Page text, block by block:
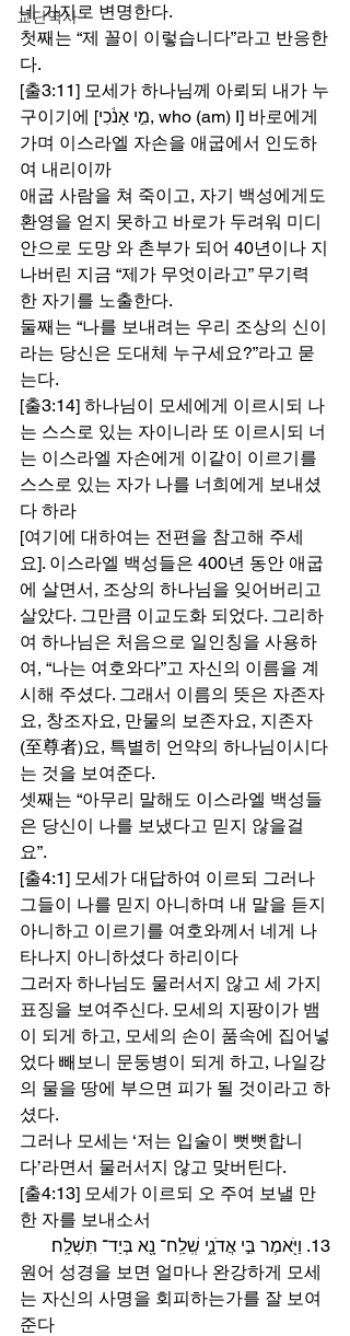
교단역사
네 가지로 변명한다.
첫째는 “제 꼴이 이렇습니다”라고 반응한
다.
[출3:11] 모세가 하나님께 아뢰되 내가 누
구이기에 [מִ֣י אָנֹ֔כִי, who (am) I] 바로에게
가며 이스라엘 자손을 애굽에서 인도하
여 내리이까
애굽 사람을 쳐 죽이고, 자기 백성에게도
환영을 얻지 못하고 바로가 두려워 미디
안으로 도망 와 촌부가 되어 40년이나 지
나버린 지금 “제가 무엇이라고” 무기력
한 자기를 노출한다.
둘째는 “나를 보내려는 우리 조상의 신이
라는 당신은 도대체 누구세요?”라고 묻
는다.
[출3:14] 하나님이 모세에게 이르시되 나
는 스스로 있는 자이니라 또 이르시되 너
는 이스라엘 자손에게 이같이 이르기를
스스로 있는 자가 나를 너희에게 보내셨
다 하라
[여기에 대하여는 전편을 참고해 주세
요]. 이스라엘 백성들은 400년 동안 애굽
에 살면서, 조상의 하나님을 잊어버리고
살았다. 그만큼 이교도화 되었다. 그리하
여 하나님은 처음으로 일인칭을 사용하
여, “나는 여호와다”고 자신의 이름을 계
시해 주셨다. 그래서 이름의 뜻은 자존자
요, 창조자요, 만물의 보존자요, 지존자
(至尊者)요, 특별히 언약의 하나님이시다
는 것을 보여준다.
셋째는 “아무리 말해도 이스라엘 백성들
은 당신이 나를 보냈다고 믿지 않을걸
요”.
[출4:1] 모세가 대답하여 이르되 그러나
그들이 나를 믿지 아니하며 내 말을 듣지
아니하고 이르기를 여호와께서 네게 나
타나지 아니하셨다 하리이다
그러자 하나님도 물러서지 않고 세 가지
표징을 보여주신다. 모세의 지팡이가 뱀
이 되게 하고, 모세의 손이 품속에 집어넣
었다 빼보니 문둥병이 되게 하고, 나일강
의 물을 땅에 부으면 피가 될 것이라고 하
셨다.
그러나 모세는 ‘저는 입술이 뻣뻣합니
다’라면서 물러서지 않고 맞버틴다.
[출4:13] 모세가 이르되 오 주여 보낼 만
한 자를 보내소서
13. וַיֹּ֖אמֶר בִּ֣י אֲדֹנָ֑י שְֽׁלַֽח־ נָ֖א בְּיַד־ תִּשְׁלָֽח׃
원어 성경을 보면 얼마나 완강하게 모세
는 자신의 사명을 회피하는가를 잘 보여
준다